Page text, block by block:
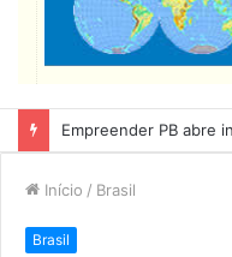
Início / Brasil
Brasil